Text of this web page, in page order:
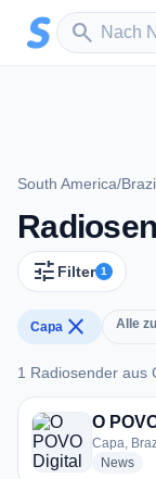
Zum Hauptinhalt
search
Sender
South America/
tune Filter 1
Capa close Alle
1 Radiosender aus
1 Radiosender
O
Capa,
News